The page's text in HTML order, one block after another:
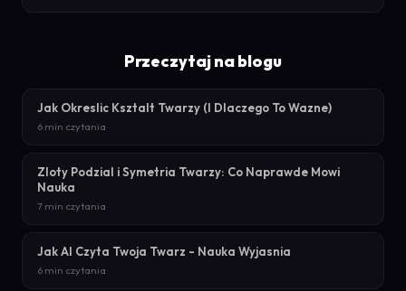
Przeczytaj na blogu
Jak Okreslic Ksztalt Twarzy (I Dlaczego To Wazne)
6 min czytania
Zloty Podzial i Symetria Twarzy: Co Naprawde Mowi
Nauka
7 min czytania
Jak AI Czyta Twoja Twarz - Nauka Wyjasnia
6 min czytania